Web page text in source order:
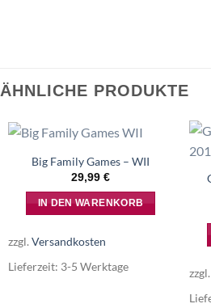
ÄHNLICHE PRODUKTE
Big Family Games – WII
29,99 €
IN DEN WARENKORB
zzgl. Versandkosten
Lieferzeit: 3-5 Werktage zzgl.